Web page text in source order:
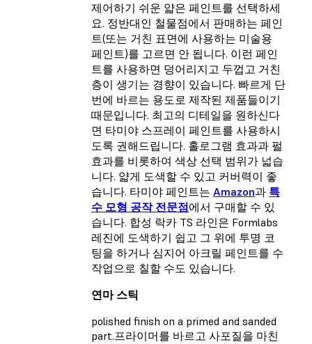
제어하기 쉬운 얇은 페인트를 선택하세
요. 정반대인 철물점에서 판매하는 페인
트(또는 거친 표면에 사용하는 미술용
페인트)를 고르면 안 됩니다. 이런 페인
트를 사용하면 덩어리지고 두껍고 거친
층이 생기는 경향이 있습니다. 빠르게 단
번에 바르는 용도로 제작된 제품들이기
때문입니다. 최고의 디테일을 원하신다
면 타미야 스프레이 페인트를 사용하시
도록 권해드립니다. 홀로그램 효과과 펄
효과를 비롯하여 색상 선택 범위가 넓습
니다. 얇게 도색할 수 있고 커버력이 좋
습니다. 타미야 페인트는 Amazon과 특
수 모형 공작 전문점에서 구매할 수 있
습니다. 합성 락카 TS 라인은 Formlabs
레진에 도색하기 쉽고 그 위에 투명 코
팅을 하거나 심지어 아크릴 페인트를 수
작업으로 칠할 수도 있습니다.
연마 스틱
polished finish on a primed and sanded
part.프라이머를 바르고 사포질을 마친